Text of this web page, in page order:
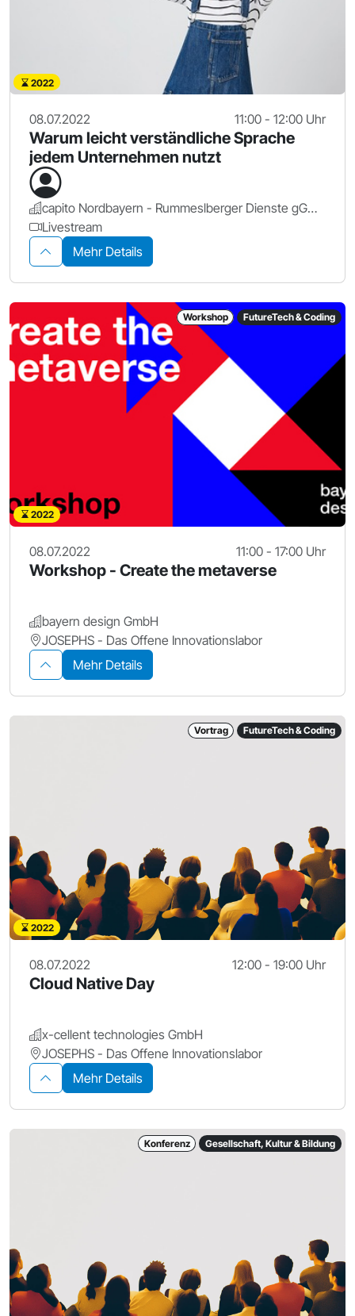
2022
08.07.2022 11:00 - 12:00 Uhr
Warum leicht verständliche Sprache
jedem Unternehmen nutzt
capito Nordbayern - Rummeslberger Dienste gGmbH
Livestream
Mehr Details
Workshop FutureTech & Coding
2022
08.07.2022 11:00 - 17:00 Uhr
Workshop - Create the metaverse
bayern design GmbH
JOSEPHS - Das Offene Innovationslabor
Mehr Details
Vortrag FutureTech & Coding
2022
08.07.2022 12:00 - 19:00 Uhr
Cloud Native Day
x-cellent technologies GmbH
JOSEPHS - Das Offene Innovationslabor
Mehr Details
Konferenz Gesellschaft, Kultur & Bildung